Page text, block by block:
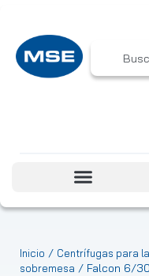
Inicio / Centrífugas para
sobremesa / Falcon 6/